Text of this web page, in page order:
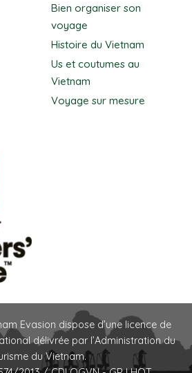
Bien organiser son
voyage
Histoire du Vietnam
Us et coutumes au
Vietnam
Voyage sur mesure
Evasion dispose d’une licence de
délivrée par l’Administration du
du Vietnam.